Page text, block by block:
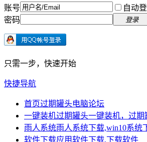
账号 自动
密码
登录
只需一步，快速开始
快捷导航
首页过期罐头电脑论坛
一键装机过期罐头一键装机，过
雨人系统雨人系统下载,win10系统
软件下载应用软件下载,下载软件